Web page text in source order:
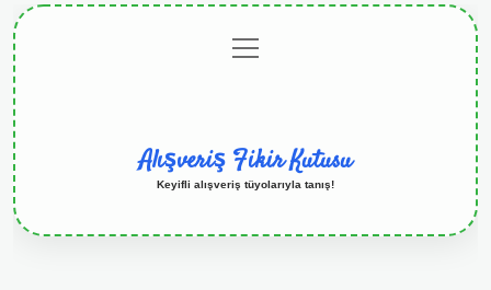
menüyü
aç
Alışveriş Fikir Kutusu
Keyifli alışveriş tüyolarıyla tanış!